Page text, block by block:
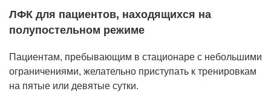
ЛФК для пациентов, находящихся на
полупостельном режиме
Пациентам, пребывающим в стационаре с небольшими
ограничениями, желательно приступать к тренировкам
на пятые или девятые сутки.